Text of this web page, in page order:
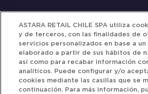
Servicio al cliente
Términos y
Política de privacidad
Política de Cookies
ASTARA RETAIL CHILE SPA utiliza
y de terceros, con las finalidades de
servicios personalizados en base a un
elaborado a partir de sus hábitos de
así como para recabar información
analíticos. Puede configurar y/o
cookies mediante las casillas que se
continuación. Para más información,